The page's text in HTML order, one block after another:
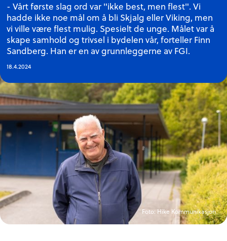
- Vårt første slag ord var "ikke best, men flest". Vi
hadde ikke noe mål om å bli Skjalg eller Viking, men
vi ville være flest mulig. Spesielt de unge. Målet var å
skape samhold og trivsel i bydelen vår, forteller Finn
Sandberg. Han er en av grunnleggerne av FGI.
18.4.2024
Foto: Hike Kommunikasjon